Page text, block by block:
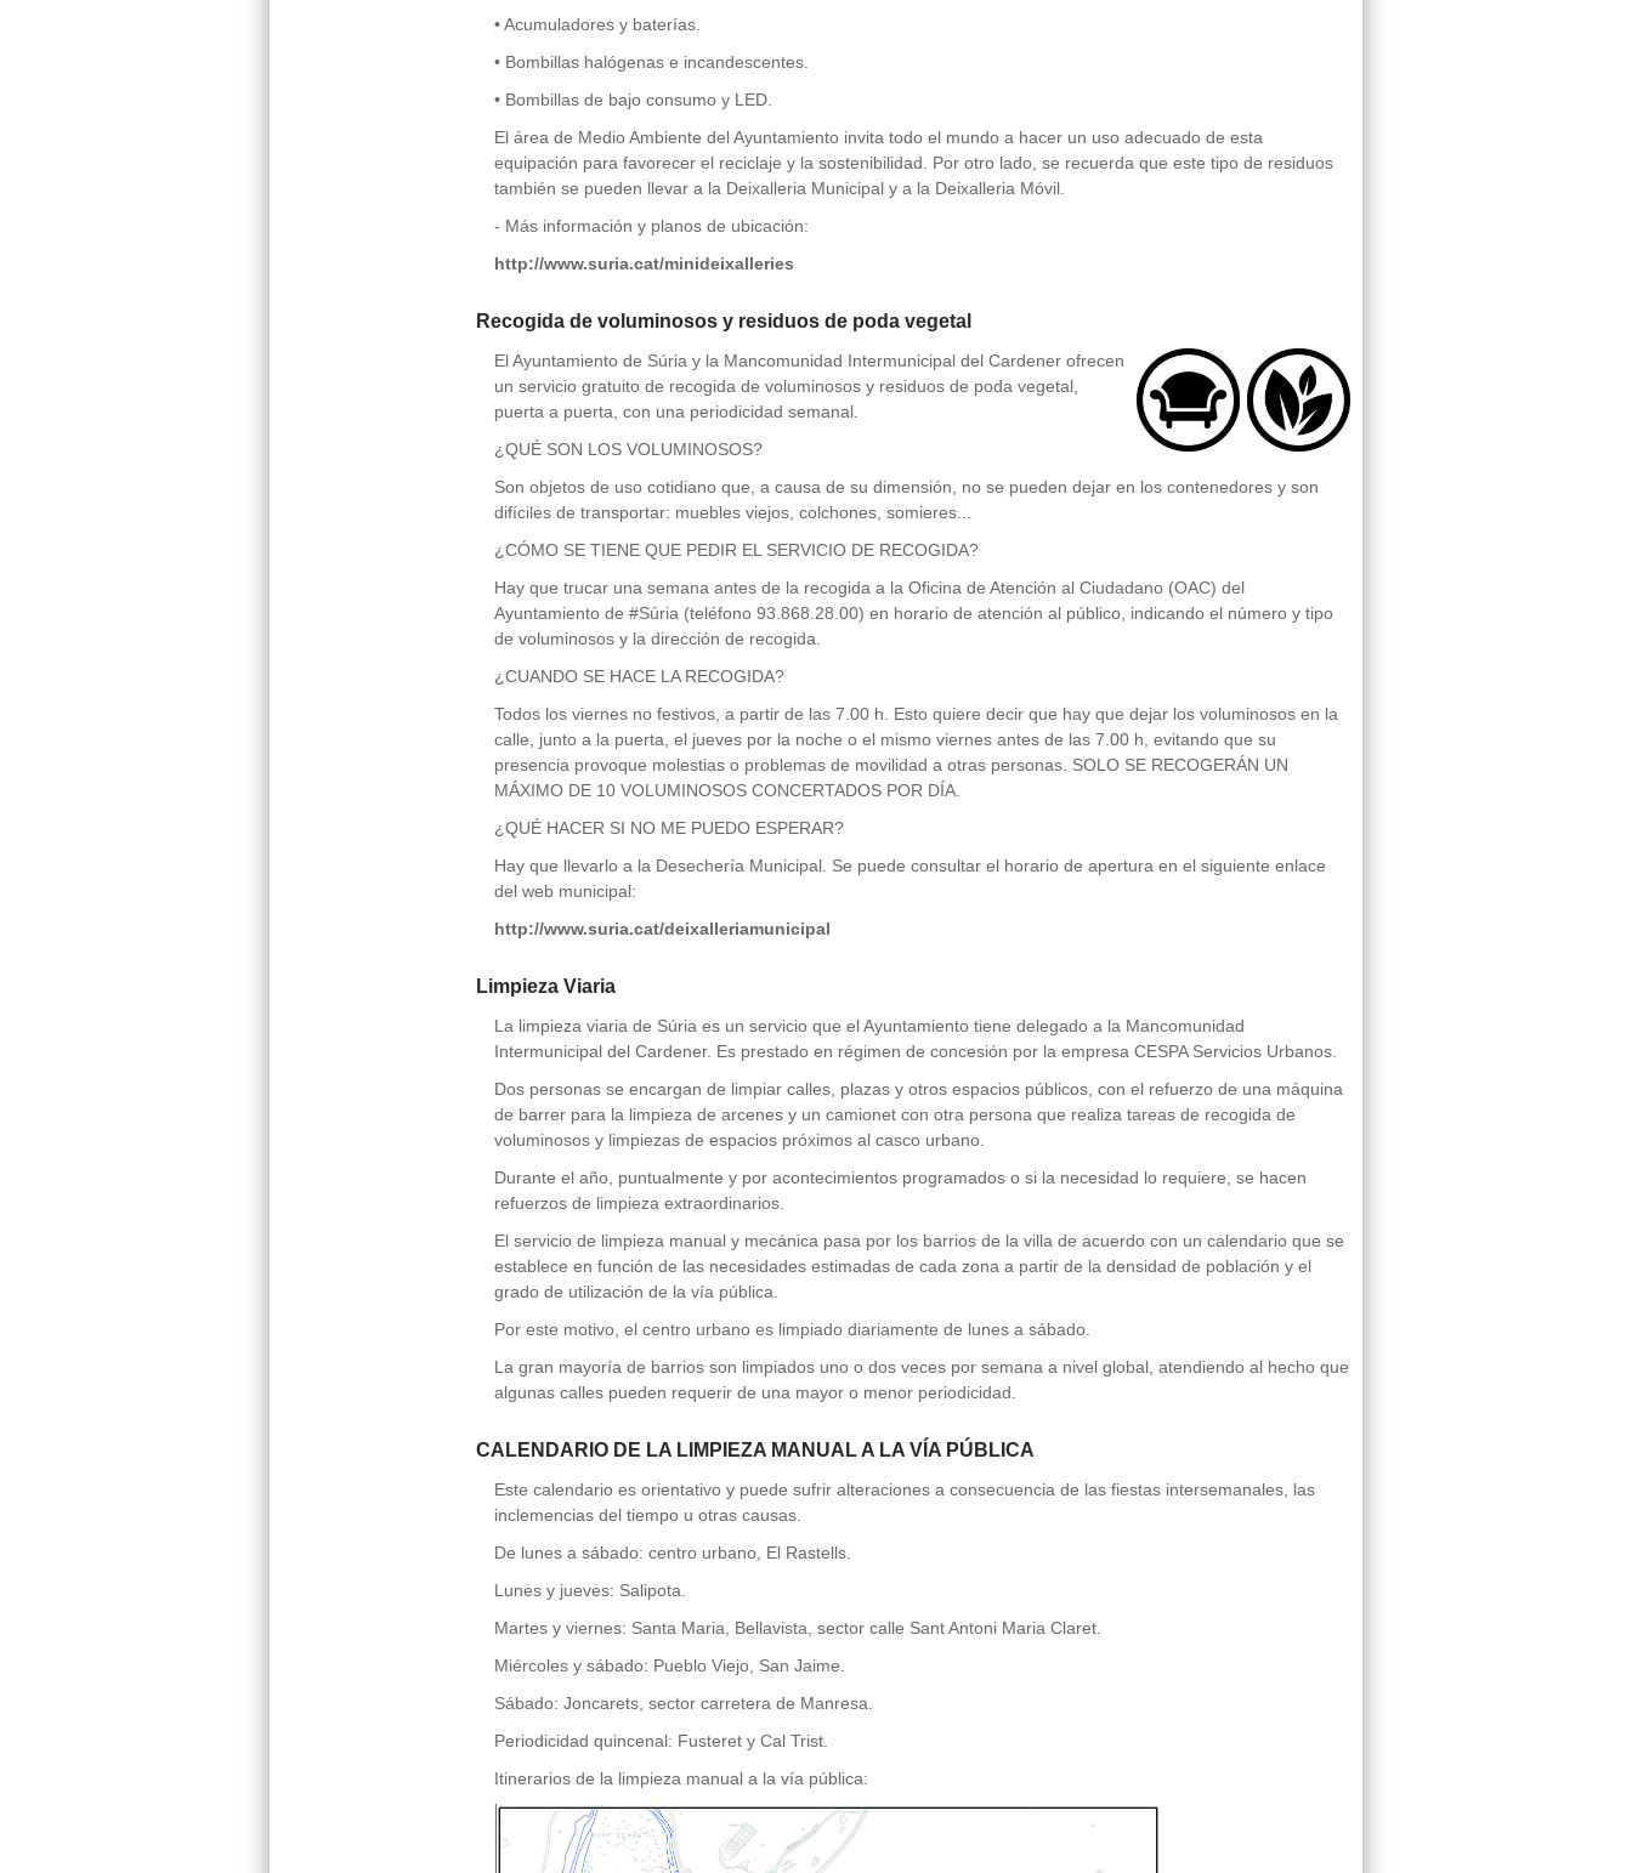
• Acumuladores y baterías.
• Bombillas halógenas e incandescentes.
• Bombillas de bajo consumo y LED.
El área de Medio Ambiente del Ayuntamiento invita todo el mundo a hacer un uso adecuado de esta
equipación para favorecer el reciclaje y la sostenibilidad. Por otro lado, se recuerda que este tipo de residuos
también se pueden llevar a la Deixalleria Municipal y a la Deixalleria Móvil.
- Más información y planos de ubicación:
http://www.suria.cat/minideixalleries
Recogida de voluminosos y residuos de poda vegetal
El Ayuntamiento de Súria y la Mancomunidad Intermunicipal del Cardener ofrecen
un servicio gratuito de recogida de voluminosos y residuos de poda vegetal,
puerta a puerta, con una periodicidad semanal.
¿QUÉ SON LOS VOLUMINOSOS?
Son objetos de uso cotidiano que, a causa de su dimensión, no se pueden dejar en los contenedores y son
difíciles de transportar: muebles viejos, colchones, somieres...
¿CÓMO SE TIENE QUE PEDIR EL SERVICIO DE RECOGIDA?
Hay que trucar una semana antes de la recogida a la Oficina de Atención al Ciudadano (OAC) del
Ayuntamiento de #Súria (teléfono 93.868.28.00) en horario de atención al público, indicando el número y tipo
de voluminosos y la dirección de recogida.
¿CUANDO SE HACE LA RECOGIDA?
Todos los viernes no festivos, a partir de las 7.00 h. Esto quiere decir que hay que dejar los voluminosos en la
calle, junto a la puerta, el jueves por la noche o el mismo viernes antes de las 7.00 h, evitando que su
presencia provoque molestias o problemas de movilidad a otras personas. SOLO SE RECOGERÁN UN
MÁXIMO DE 10 VOLUMINOSOS CONCERTADOS POR DÍA.
¿QUÉ HACER SI NO ME PUEDO ESPERAR?
Hay que llevarlo a la Desechería Municipal. Se puede consultar el horario de apertura en el siguiente enlace
del web municipal:
http://www.suria.cat/deixalleriamunicipal
Limpieza Viaria
La limpieza viaria de Súria es un servicio que el Ayuntamiento tiene delegado a la Mancomunidad
Intermunicipal del Cardener. Es prestado en régimen de concesión por la empresa CESPA Servicios Urbanos.
Dos personas se encargan de limpiar calles, plazas y otros espacios públicos, con el refuerzo de una máquina
de barrer para la limpieza de arcenes y un camionet con otra persona que realiza tareas de recogida de
voluminosos y limpiezas de espacios próximos al casco urbano.
Durante el año, puntualmente y por acontecimientos programados o si la necesidad lo requiere, se hacen
refuerzos de limpieza extraordinarios.
El servicio de limpieza manual y mecánica pasa por los barrios de la villa de acuerdo con un calendario que se
establece en función de las necesidades estimadas de cada zona a partir de la densidad de población y el
grado de utilización de la vía pública.
Por este motivo, el centro urbano es limpiado diariamente de lunes a sábado.
La gran mayoría de barrios son limpiados uno o dos veces por semana a nivel global, atendiendo al hecho que
algunas calles pueden requerir de una mayor o menor periodicidad.
CALENDARIO DE LA LIMPIEZA MANUAL A LA VÍA PÚBLICA
Este calendario es orientativo y puede sufrir alteraciones a consecuencia de las fiestas intersemanales, las
inclemencias del tiempo u otras causas.
De lunes a sábado: centro urbano, El Rastells.
Lunes y jueves: Salipota.
Martes y viernes: Santa Maria, Bellavista, sector calle Sant Antoni Maria Claret.
Miércoles y sábado: Pueblo Viejo, San Jaime.
Sábado: Joncarets, sector carretera de Manresa.
Periodicidad quincenal: Fusteret y Cal Trist.
Itinerarios de la limpieza manual a la vía pública: